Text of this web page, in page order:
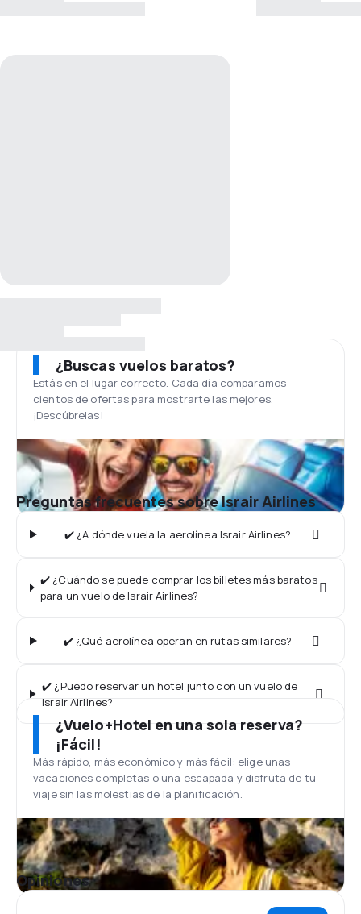
¿Buscas vuelos baratos?
Estás en el lugar correcto. Cada día comparamos
cientos de ofertas para mostrarte las mejores.
¡Descúbrelas!
Preguntas frecuentes sobre Israir Airlines
✔️ ¿A dónde vuela la aerolínea Israir Airlines?
✔️ ¿Cuándo se puede comprar los billetes más baratos
para un vuelo de Israir Airlines?
✔️ ¿Qué aerolínea operan en rutas similares?
✔️ ¿Puedo reservar un hotel junto con un vuelo de
Israir Airlines?
¿Vuelo+Hotel en una sola reserva?
¡Fácil!
Más rápido, más económico y más fácil: elige unas
vacaciones completas o una escapada y disfruta de tu
viaje sin las molestias de la planificación.
Opiniones